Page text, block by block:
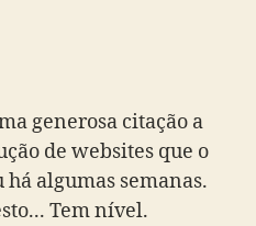
generosa citação a
de websites que o
algumas semanas.
Tem nível.